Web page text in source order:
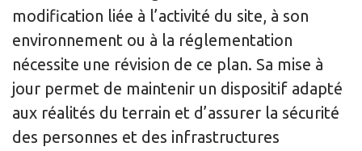
modification liée à l’activité du site, à son
environnement ou à la réglementation
nécessite une révision de ce plan. Sa mise à
jour permet de maintenir un dispositif adapté
aux réalités du terrain et d’assurer la sécurité
des personnes et des infrastructures